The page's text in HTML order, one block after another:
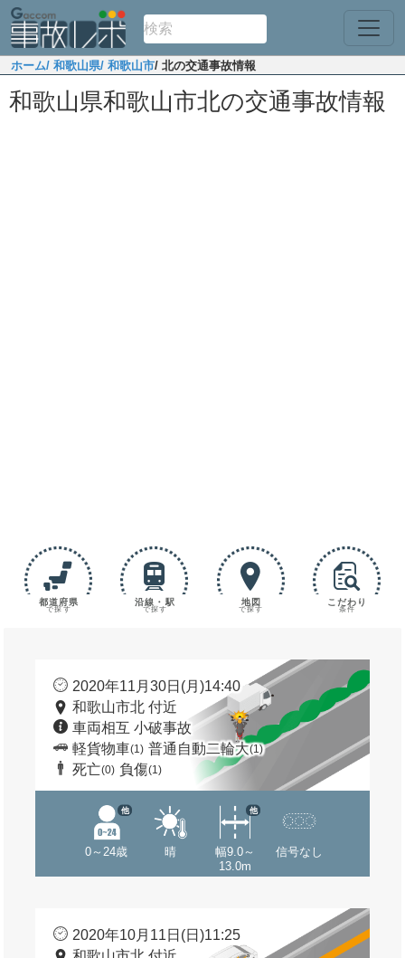
ホーム/ 和歌山県/ 和歌山市/ 北の交通事故情報
和歌山県和歌山市北の交通事故情報
都道府県
で探す
沿線・駅
で探す
地図
で探す
こだわり
条件
2020年11月30日(月)14:40
和歌山市北 付近
車両相互 小破事故
軽貨物車(1) 普通自動二輪大(1)
死亡(0) 負傷(1)
0～24歳
他
晴
幅9.0～
13.0m
他
信号なし
2020年10月11日(日)11:25